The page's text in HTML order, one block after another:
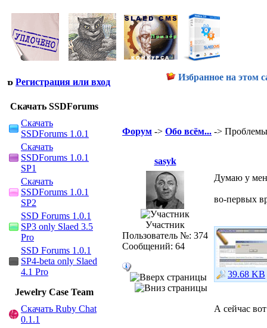
Регистрация или вход Избранное на этом
Скачать SSDForums
Скачать
SSDForums 1.0.1
Скачать
SSDForums 1.0.1
SP1
Скачать
SSDForums 1.0.1
SP2
SSD Forums 1.0.1
SP3 only Slaed 3.5
Pro
SSD Forums 1.0.1
SP4-beta only Slaed
4.1 Pro
Jewelry Сase Team
Скачать Ruby Chat
0.1.1
Форум -> Обо всём... ->
sasyk
Участник
Пользователь №: 374
Сообщений: 64
Думаю у
во-первых
39.68 KB
А сейчас